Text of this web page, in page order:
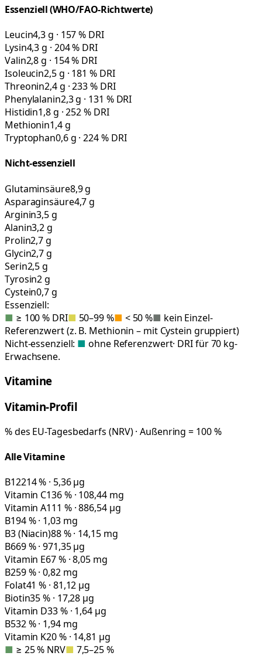
Essenziell (WHO/FAO-Richtwerte)
Leucin4,3 g · 157 % DRI
Lysin4,3 g · 204 % DRI
Valin2,8 g · 154 % DRI
Isoleucin2,5 g · 181 % DRI
Threonin2,4 g · 233 % DRI
Phenylalanin2,3 g · 131 % DRI
Histidin1,8 g · 252 % DRI
Methionin1,4 g
Tryptophan0,6 g · 224 % DRI
Nicht-essenziell
Glutaminsäure8,9 g
Asparaginsäure4,7 g
Arginin3,5 g
Alanin3,2 g
Prolin2,7 g
Glycin2,7 g
Serin2,5 g
Tyrosin2 g
Cystein0,7 g
Essenziell:
■ ≥ 100 % DRI■ 50–99 %■ < 50 %■ kein Einzel-
Referenzwert (z. B. Methionin – mit Cystein gruppiert)
Nicht-essenziell: ■ ohne Referenzwert· DRI für 70 kg-
Erwachsene.
Vitamine
Vitamin-Profil
% des EU-Tagesbedarfs (NRV) · Außenring = 100 %
Alle Vitamine
B12214 % · 5,36 µg
Vitamin C136 % · 108,44 mg
Vitamin A111 % · 886,54 µg
B194 % · 1,03 mg
B3 (Niacin)88 % · 14,15 mg
B669 % · 971,35 µg
Vitamin E67 % · 8,05 mg
B259 % · 0,82 mg
Folat41 % · 81,12 µg
Biotin35 % · 17,28 µg
Vitamin D33 % · 1,64 µg
B532 % · 1,94 mg
Vitamin K20 % · 14,81 µg
■ ≥ 25 % NRV■ 7,5–25 %